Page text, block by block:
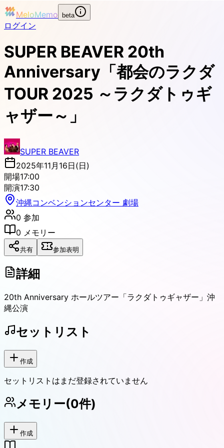
MeloMemo beta
ログイン
SUPER BEAVER 20th
Anniversary「都会のラクダ
TOUR 2025 ～ラクダトゥギ
ャザー～」
SUPER BEAVER
2025年11月16日(日)
開場17:00
開演17:30
沖縄コンベンションセンター 劇場
0 参加
0 メモリー
共有 参加表明
詳細
20th Anniversary ホールツアー「ラクダトゥギャザー」沖
縄公演
セットリスト
作成
セットリストはまだ登録されていません
メモリー(0件)
作成